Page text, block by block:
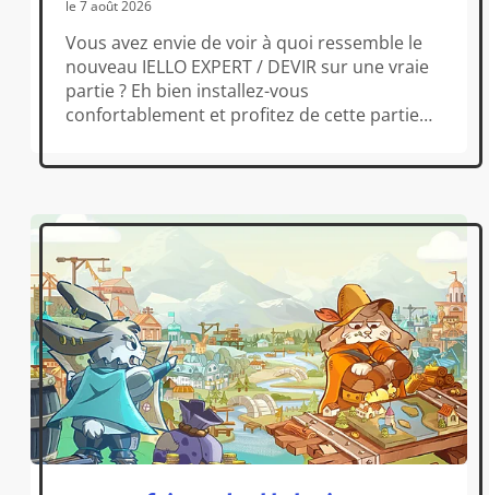
le 7 août 2026
Vous avez envie de voir à quoi ressemble le
nouveau IELLO EXPERT / DEVIR sur une vraie
partie ? Eh bien installez-vous
confortablement et profitez de cette partie
Gaming ! (spoiler alert : on croit qu’elle a